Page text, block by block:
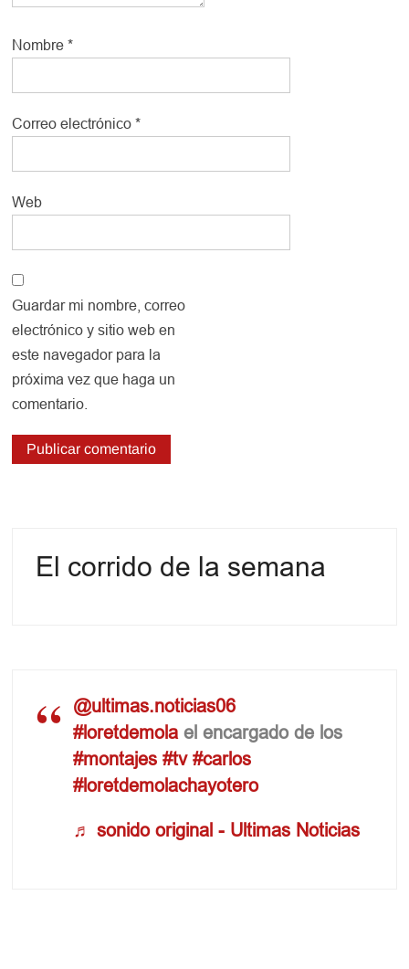
Nombre*
Correo electrónico*
Web
Guardar mi nombre, correo
electrónico y sitio web en
este navegador para la
próxima vez que haga un
comentario.
El corrido de la semana
@ultimas.noticias06
#loretdemola el encargado de los
#montajes #tv #carlos
#loretdemolachayotero
♬ sonido original - Ultimas Noticias